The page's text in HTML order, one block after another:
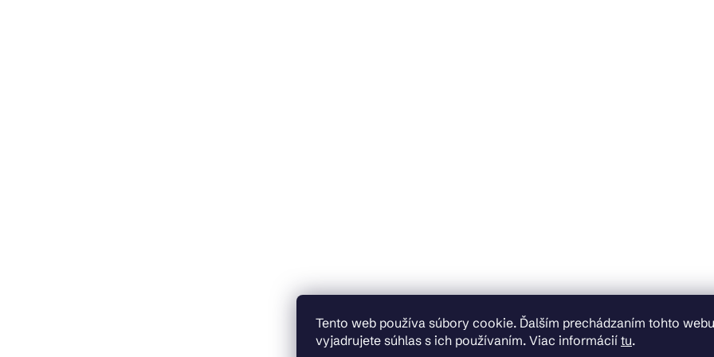
Tento web používa súbory cookie. Ďalším prechádzaním tohto webu
vyjadrujete súhlas s ich používaním. Viac informácií tu.